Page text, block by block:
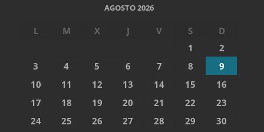
AGOSTO 2026
L M X J V S
D
1
2
3
4 5 6 7 8
9
10
11 12 13 14 15
16
17
18 19 20 21 22
23
24
25 26 27 28 29
30